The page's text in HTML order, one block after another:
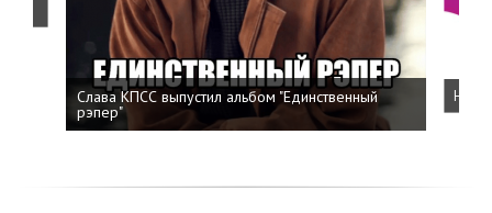
Слава КПСС выпустил альбом "Единственный
рэпер"